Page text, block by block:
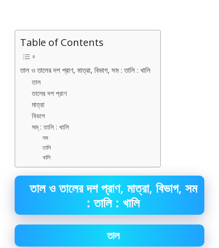
Table of Contents
তাল ও তালের দশ প্রাণ, মাত্রা, বিভাগ, সম : তালি : খালি
তাল
তালের দশ প্রাণ
মাত্রা
বিভাগ
সম্ : তালি : খালি
সম
তালি
খালি
তাল ও তালের দশ প্রাণ, মাত্রা, বিভাগ, সম
: তালি : খালি
তাল